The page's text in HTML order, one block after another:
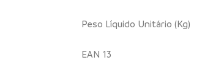
Peso Líquido Unitário (Kg)
EAN 13